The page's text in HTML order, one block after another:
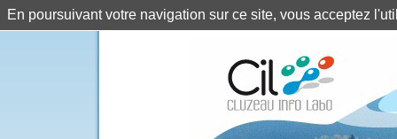
En poursuivant votre navigation sur ce site, vous acceptez